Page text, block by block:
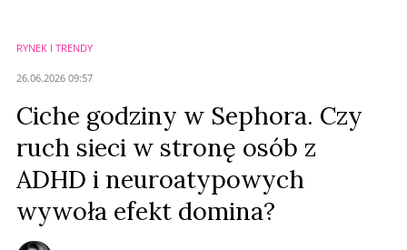
RYNEK I TRENDY
26.06.2026 09:57
Ciche godziny w Sephora. Czy
ruch sieci w stronę osób z
ADHD i neuroatypowych
wywoła efekt domina?